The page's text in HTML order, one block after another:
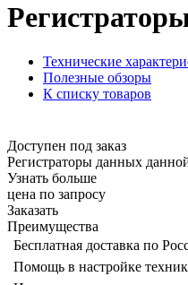
Технические
Полезные обзоры
К списку товаров
Доступен под заказ
Регистраторы данных
Узнать больше
цена по запросу
Заказать
Преимущества
Бесплатная доставка по
Помощь в настройке